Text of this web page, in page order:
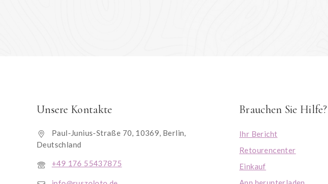
Unsere Kontakte
Paul-Junius-Straße 70, 10369, Berlin,
Deutschland
+49 176 55437875
Brauchen Sie Hilfe?
Ihr Bericht
Retourencenter
Einkauf